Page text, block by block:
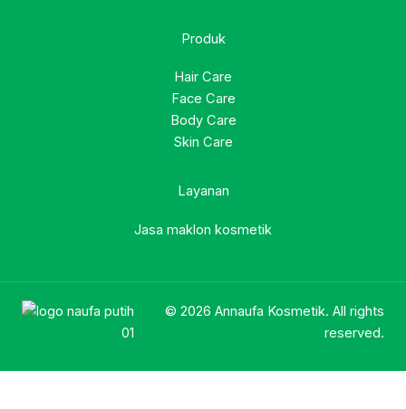
Produk
Hair Care
Face Care
Body Care
Skin Care
Layanan
Jasa maklon kosmetik
© 2026 Annaufa Kosmetik. All rights
reserved.